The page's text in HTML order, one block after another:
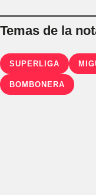
Temas de la
SUPERLIGA
BOMBONERA